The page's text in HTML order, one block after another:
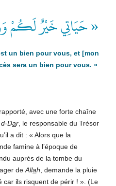
« حَيَاتِي خَيْرٌ لَكُمْ
un bien pour vous, et [mon
sera un bien pour vous. »
avec une forte chaîne
Dar , le responsable du Trésor
a dit : « Alors que la
famine à l’époque de
auprès de la tombe du
de Allah , demande la pluie
car ils risquent de périr ! ». (Le